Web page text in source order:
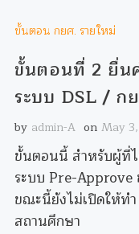
ขั้นตอน กยศ. รายใหม่
ขั้นตอนที่ 2 ยื่น
ระบบ DSL / ก
by admin-A on May
ขั้นตอนนี้ สำหรับผู้ที่
ระบบ Pre-Approve
ขณะนี้ยังไม่เปิดให้ทำ
สถานศึกษา